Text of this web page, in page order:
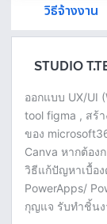
วิธีจ้างงาน
STUDIO
ออกแบบ UX/UI
tool figma , สร้
ของ
Canva หากต้อง
วิธีแก้ปัญหาเบื้อ
PowerApps/
กุญแจ รับทำชิ้นง